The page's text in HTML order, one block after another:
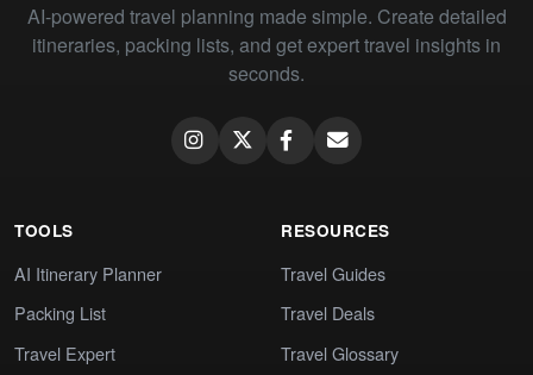
AI-powered travel planning made simple. Create detailed
itineraries, packing lists, and get expert travel insights in
seconds.
TOOLS
AI Itinerary Planner
Packing List
Travel Expert
RESOURCES
Travel Guides
Travel Deals
Travel Glossary